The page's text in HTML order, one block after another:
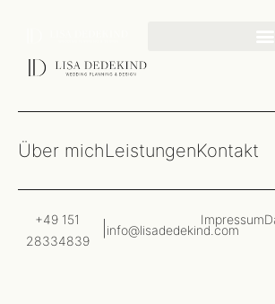
Über michLeistungenKontakt
+49 151
28334839
info@lisadedekind.com
Impressum